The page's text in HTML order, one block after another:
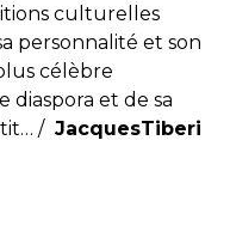
culturelles
personnalité et son
célèbre
diaspora et de sa
/ JacquesTiberi